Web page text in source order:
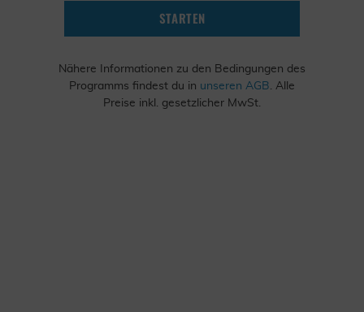
STARTEN
Nähere Informationen zu den Bedingungen des
Programms findest du in unseren AGB. Alle
Preise inkl. gesetzlicher MwSt.